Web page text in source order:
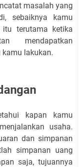
masalah yang
sebaiknya kamu
itu terutama ketika
mendapatkan
kamu lakukan.
kapan kamu
usaha.
dan simpanan
simpanan uang
saja, tujuannya